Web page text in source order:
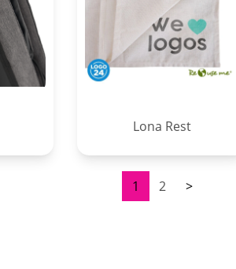
Lona Rest
1 2 >